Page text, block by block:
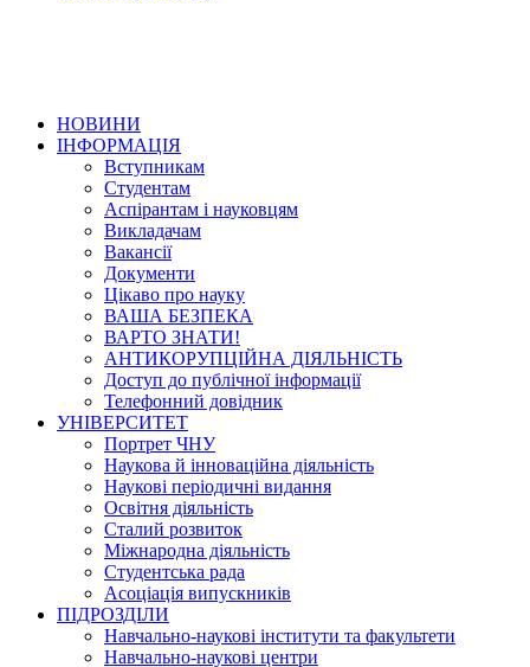
НОВИНИ
ІНФОРМАЦІЯ
Вступникам
Студентам
Аспірантам і науковцям
Викладачам
Вакансії
Документи
Цікаво про науку
ВАША БЕЗПЕКА
ВАРТО ЗНАТИ!
АНТИКОРУПЦІЙНА ДІЯЛЬНІСТЬ
Доступ до публічної інформації
Телефонний довідник
УНІВЕРСИТЕТ
Портрет ЧНУ
Наукова й інноваційна діяльність
Наукові періодичні видання
Освітня діяльність
Сталий розвиток
Міжнародна діяльність
Студентська рада
Асоціація випускників
ПІДРОЗДІЛИ
Навчально-наукові інститути та факультети
Навчально-наукові центри